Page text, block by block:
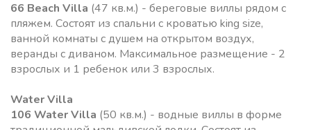
66 Beach Villa (47 кв.м.) - береговые виллы рядом с
пляжем. Состоят из спальни с кроватью king size,
ванной комнаты с душем на открытом воздух,
веранды с диваном. Максимальное размещение - 2
взрослых и 1 ребенок или 3 взрослых.
Water Villa
106 Water Villa (50 кв.м.) - водные виллы в форме